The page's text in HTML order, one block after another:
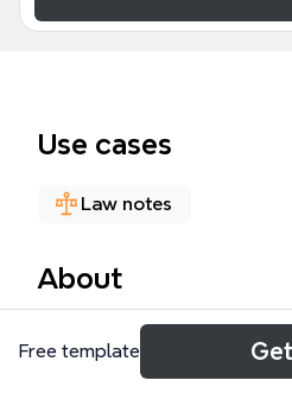
Use cases
Law notes
About
Este mapa mental de
ferramenta jurídica
Free template